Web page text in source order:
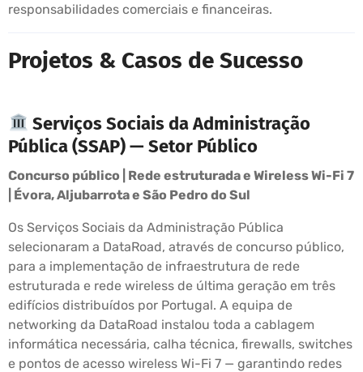
responsabilidades comerciais e financeiras.
Projetos & Casos de Sucesso
Serviços Sociais da Administração
Pública (SSAP) — Setor Público
Concurso público | Rede estruturada e Wireless Wi-Fi 7
| Évora, Aljubarrota e São Pedro do Sul
Os Serviços Sociais da Administração Pública
selecionaram a DataRoad, através de concurso público,
para a implementação de infraestrutura de rede
estruturada e rede wireless de última geração em três
edifícios distribuídos por Portugal. A equipa de
networking da DataRoad instalou toda a cablagem
informática necessária, calha técnica, firewalls, switches
e pontos de acesso wireless Wi-Fi 7 — garantindo redes